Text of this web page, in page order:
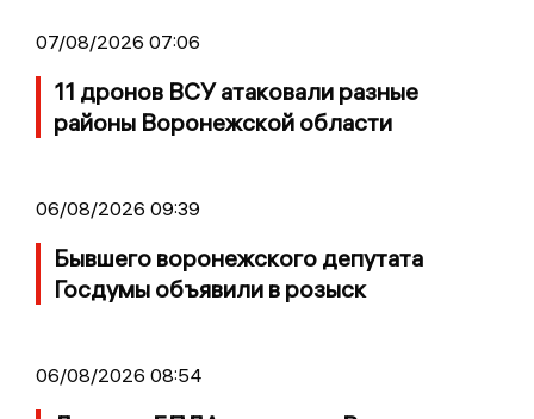
07/08/2026 07:06
11 дронов ВСУ атаковали разные
районы Воронежской области
06/08/2026 09:39
Бывшего воронежского депутата
Госдумы объявили в розыск
06/08/2026 08:54